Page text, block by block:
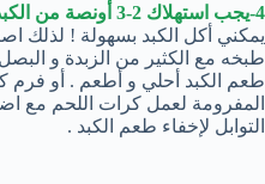
4-يجب استهلاك 2-3 أونصة من الكبد مرة أو مرتين اسبوعياً.
يمكني أكل الكبد بسهولة ! لذلك
طبخه مع الكثير من الزبدة و
طعم الكبد أحلي و أطعم . أو فرم
المفرومة لعمل كرات اللحم مع
التوابل لإخفاء طعم الكبد .